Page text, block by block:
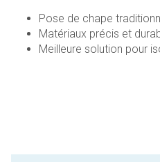
Pose de chape
Matériaux précis et
Meilleure solution pour